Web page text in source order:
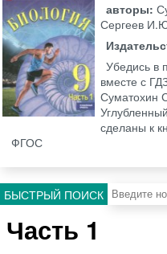
авторы:
Сергеев
Убедись в
вместе с
Суматохин
сделаны к
ФГОС
БЫСТРЫЙ ПОИСК
Часть 1